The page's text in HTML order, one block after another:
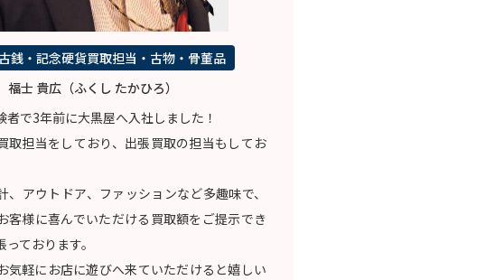
銭・記念硬貨買取担当・古物・骨董品
福士 貴広（ふくし たかひろ）
者で3年前に大黒屋へ入社しました！
取担当をしており、出張買取の担当もしてお
、アウトドア、ファッションなど多趣味で、
客様に喜んでいただける買取額をご提示でき
ております。
気軽にお店に遊びへ来ていただけると嬉しい